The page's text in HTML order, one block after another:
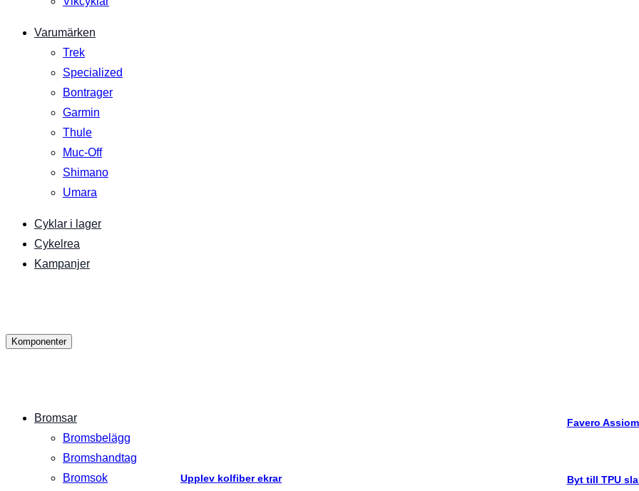
Varumärken
Trek
Specialized
Bontrager
Garmin
Thule
Muc-Off
Shimano
Umara
Cyklar i lager
Cykelrea
Kampanjer
Komponenter
Bromsar
Bromsbelägg
Bromshandtag
Bromsok
Upplev kolfiber ekrar
Favero
Byt till TPU